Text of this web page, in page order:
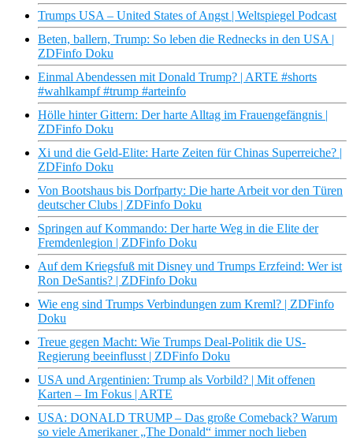
Trumps USA – United States of Angst | Weltspiegel Podcast
Beten, ballern, Trump: So leben die Rednecks in den USA |
ZDFinfo Doku
Einmal Abendessen mit Donald Trump? | ARTE #shorts
#wahlkampf #trump #arteinfo
Hölle hinter Gittern: Der harte Alltag im Frauengefängnis |
ZDFinfo Doku
Xi und die Geld-Elite: Harte Zeiten für Chinas Superreiche? |
ZDFinfo Doku
Von Bootshaus bis Dorfparty: Die harte Arbeit vor den Türen
deutscher Clubs | ZDFinfo Doku
Springen auf Kommando: Der harte Weg in die Elite der
Fremdenlegion | ZDFinfo Doku
Auf dem Kriegsfuß mit Disney und Trumps Erzfeind: Wer ist
Ron DeSantis? | ZDFinfo Doku
Wie eng sind Trumps Verbindungen zum Kreml? | ZDFinfo
Doku
Treue gegen Macht: Wie Trumps Deal-Politik die US-
Regierung beeinflusst | ZDFinfo Doku
USA und Argentinien: Trump als Vorbild? | Mit offenen
Karten – Im Fokus | ARTE
USA: DONALD TRUMP – Das große Comeback? Warum
so viele Amerikaner „The Donald“ immer noch lieben